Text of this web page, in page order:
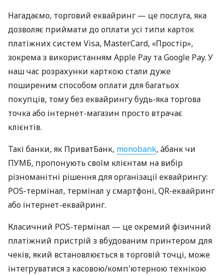
Нагадаємо, торговий еквайринг — це послуга, яка
дозволяє приймати до оплати усі типи карток
платіжних систем Visa, MasterCard, «Простір»,
зокрема з використанням Apple Pay та Google Pay. У
наш час розрахунки карткою стали дуже
поширеним способом оплати для багатьох
покупців, тому без еквайрингу будь-яка торгова
точка або інтернет-магазин просто втрачає
клієнтів.
Такі банки, як ПриватБанк, monobank, àбанк чи
ПУМБ, пропонують своїм клієнтам на вибір
різноманітні рішення для організації еквайрингу:
POS-термінал, термінал у смартфоні, QR-еквайринг
або інтернет-еквайринг.
Класичний POS-термінал — це окремий фізичний
платіжний пристрій з вбудованим принтером для
чеків, який встановлюється в торговій точці, може
інтегруватися з касовою/комп'ютерною технікою